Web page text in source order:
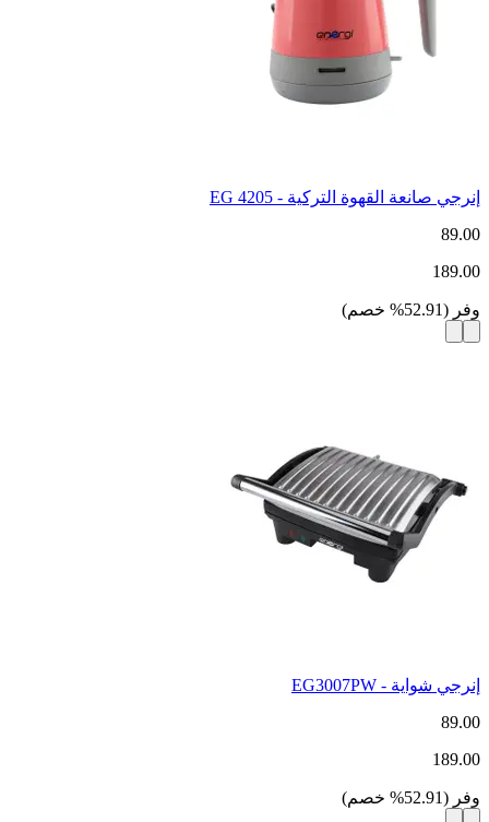
إنرجي صانعة القهوة التركية - EG 4205
89.00
189.00
وفر (
52.91
% خصم)
إنرجي شواية - EG3007PW
89.00
189.00
وفر (
52.91
% خصم)